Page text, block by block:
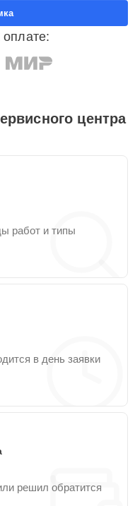
центра
работ и типы
в день заявки
решил обратится